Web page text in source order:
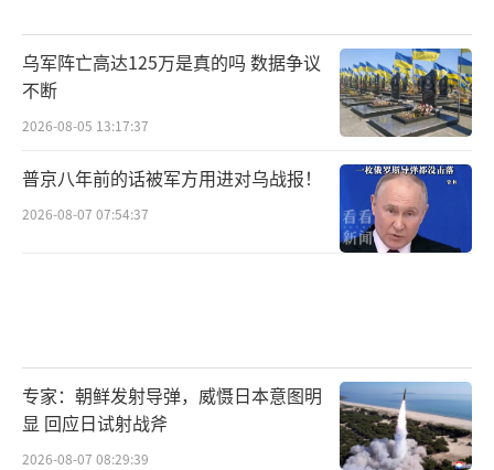
乌军阵亡高达125万是真的吗 数据争议
不断
2026-08-05 13:17:37
普京八年前的话被军方用进对乌战报！
2026-08-07 07:54:37
专家：朝鲜发射导弹，威慑日本意图明
显 回应日试射战斧
2026-08-07 08:29:39